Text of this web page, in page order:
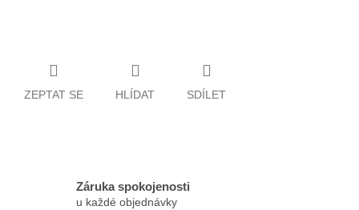
ZEPTAT SE HLÍDAT SDÍLET
Záruka spokojenosti
u každé objednávky